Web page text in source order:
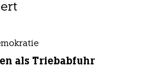
als Triebabfuhr